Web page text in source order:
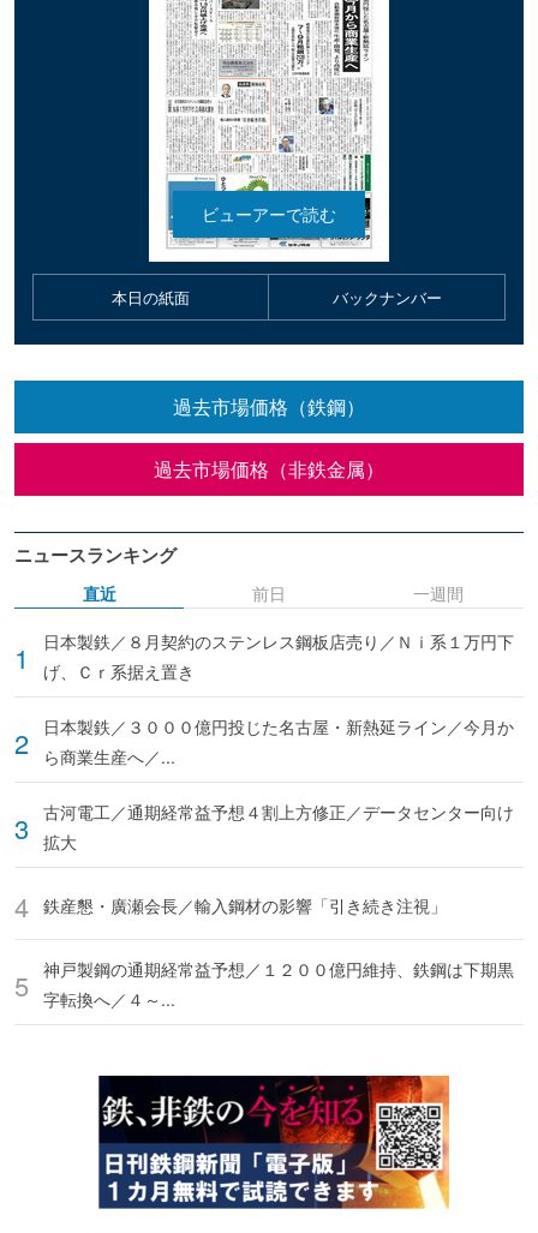
本日の紙面 バックナンバー
過去市場価格（鉄鋼）
過去市場価格（非鉄金属）
ニュースランキング
直近
日本製鉄／８月契約のステンレス鋼板店売り／Ｎｉ系１万円下
げ、Ｃｒ系据え置き
日本製鉄／３０００億円投じた名古屋・新熱延ライン／今月か
ら商業生産へ／...
古河電工／通期経常益予想４割上方修正／データセンター向け
拡大
鉄産懇・廣瀬会長／輸入鋼材の影響「引き続き注視」
神戸製鋼の通期経常益予想／１２００億円維持、鉄鋼は下期黒
字転換へ／４～...
前日 一週間